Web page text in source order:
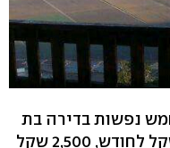
נפשות בדירה בת
3.5 חדרים והם משלמים 4,500 שקל לחודש, 2,500 שקל